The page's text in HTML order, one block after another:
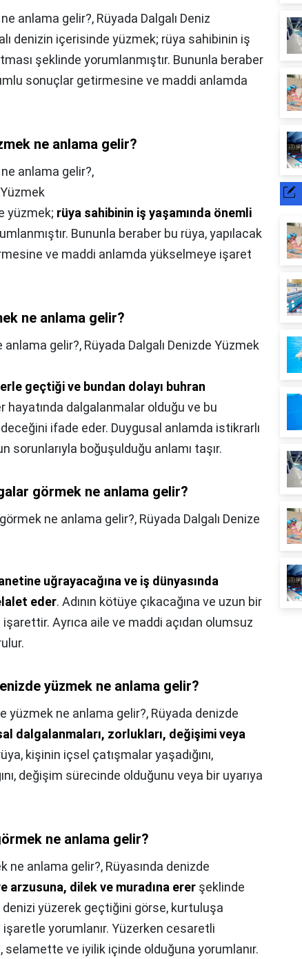
anlama gelir?, Rüyada Dalgalı Deniz
denizin içerisinde yüzmek; rüya sahibinin iş
şeklinde yorumlanmıştır. Bununla beraber
sonuçlar getirmesine ve maddi anlamda
ne anlama gelir?
anlama gelir?,
yüzmek; rüya sahibinin iş yaşamında önemli
Bununla beraber bu rüya, yapılacak
ve maddi anlamda yükselmeye işaret
ne anlama gelir?
anlama gelir?, Rüyada Dalgalı Denizde Yüzmek
geçtiği ve bundan dolayı buhran
hayatında dalgalanmalar olduğu ve bu
ifade eder. Duygusal anlamda istikrarlı
sorunlarıyla boğuşulduğu anlamı taşır.
görmek ne anlama gelir?
ne anlama gelir?, Rüyada Dalgalı Denize
uğrayacağına ve iş dünyasında
eder. Adının kötüye çıkacağına ve uzun bir
Ayrıca aile ve maddi açıdan olumsuz
yüzmek ne anlama gelir?
yüzmek ne anlama gelir?, Rüyada denizde
dalgalanmaları, zorlukları, değişimi veya
kişinin içsel çatışmalar yaşadığını,
değişim sürecinde olduğunu veya bir uyarıya
ne anlama gelir?
ne anlama gelir?, Rüyasında denizde
arzusuna, dilek ve muradına erer şeklinde
denizi yüzerek geçtiğini görse, kurtuluşa
yorumlanır. Yüzerken cesaretli
selamette ve iyilik içinde olduğuna yorumlanır.